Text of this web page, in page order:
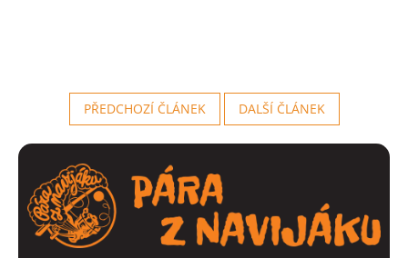
PŘEDCHOZÍ ČLÁNEK DALŠÍ ČLÁNEK